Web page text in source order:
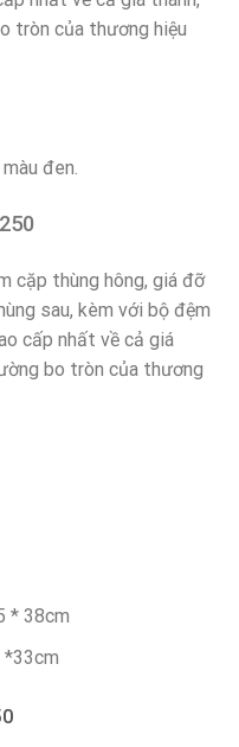
tròn của thương hiệu
đen.
cặp thùng hông, giá đỡ
sau, kèm với bộ đệm
cấp nhất về cả giá
bo tròn của thương
* 38cm